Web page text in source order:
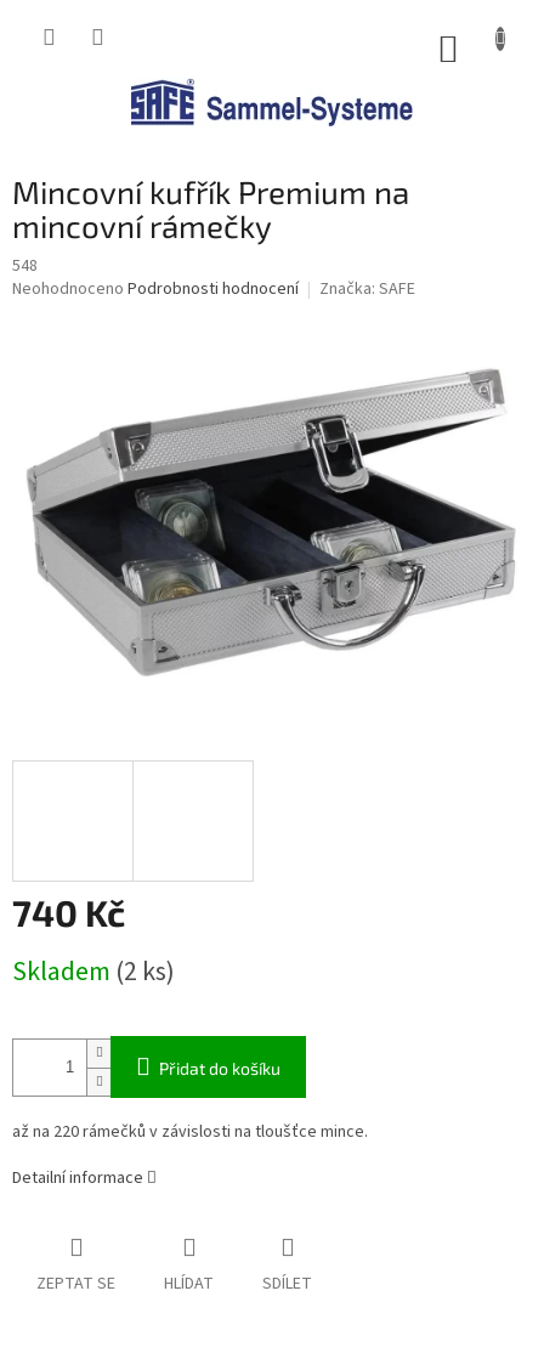
Mincovní kufřík Premium na
mincovní rámečky
548
Průměrné
hvězdiček.
Neohodnoceno Podrobnosti hodnocení Značka: SAFE
740 Kč
cena:
Skladem (2 ks)
Přidat do košíku
až na 220 rámečků v závislosti na tloušťce mince.
Detailní informace
ZEPTAT SE HLÍDAT SDÍLET